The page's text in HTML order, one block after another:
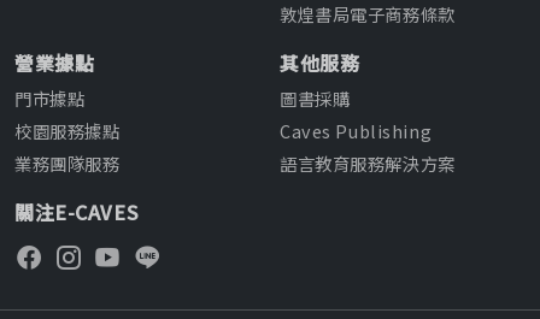
敦煌書局電子商務條款
營業據點
門市據點
校園服務據點
業務團隊服務
其他服務
圖書採購
Caves Publishing
語言教育服務解決方案
關注E-CAVES